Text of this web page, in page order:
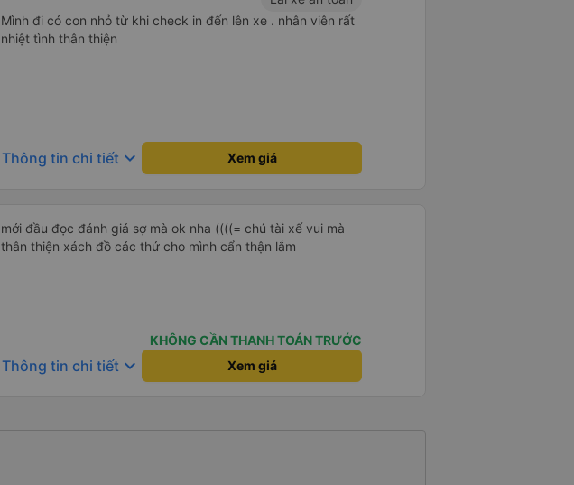
Mình đi có con nhỏ từ khi check in đến lên xe . nhân viên rất
nhiệt tình thân thiện
Thông tin chi tiết keyboard_arrow_down Xem giá
mới đầu đọc đánh giá sợ mà ok nha ((((= chú tài xế vui mà
thân thiện xách đồ các thứ cho mình cẩn thận lắm
KHÔNG CẦN THANH TOÁN TRƯỚC
Thông tin chi tiết keyboard_arrow_down Xem giá